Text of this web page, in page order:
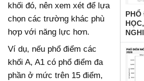
PHỔ
khối đó, nên xem xét để lựa
chọn các trường khác phù
hợp với năng lực hơn.
Ví dụ, nếu phổ điểm các
khối A, A1 có phổ điểm đa
phần ở mức trên 15 điểm,